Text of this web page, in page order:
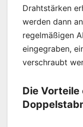
Drahtstärken
werden dann
regelmäßigen
eingegraben,
verschraubt
Die Vorteile